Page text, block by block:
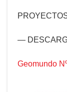
—
Geomundo